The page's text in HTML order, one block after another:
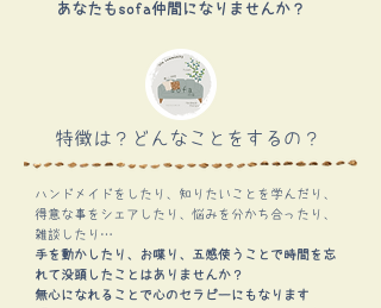
​あなたもsofa仲間になりませんか？
特徴は？どんなことをするの？
ハンドメイドをしたり、知りたいことを学んだり、
得意な事をシェアしたり、悩みを分かち合ったり、
雑談したり…
手を動かしたり、
お喋り、五感使うことで時間を忘
れて没頭したことはありませんか？
無心になれることで心のセラピーにもなります